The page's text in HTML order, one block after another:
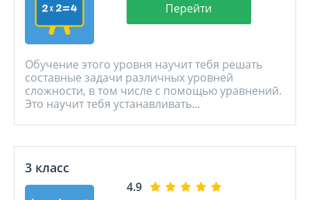
Перейти
Обучение этого уровня научит тебя решать
составные задачи различных уровней
сложности, в том числе с помощью уравнений.
Это научит тебя устанавливать...
3 класс
4.9